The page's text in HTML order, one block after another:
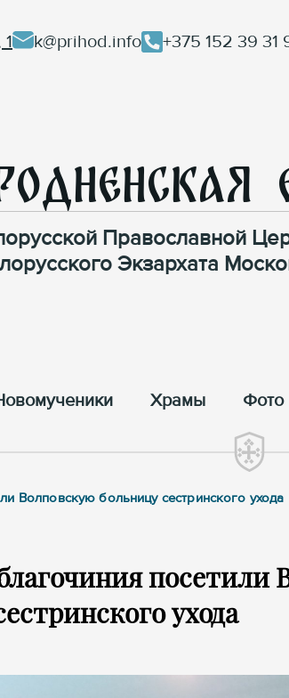
k@prihod.info +375 152 39 31
Православной
Экзархата
Храмы Фото
Волповскую больницу сестринского ухода
посетили
ухода